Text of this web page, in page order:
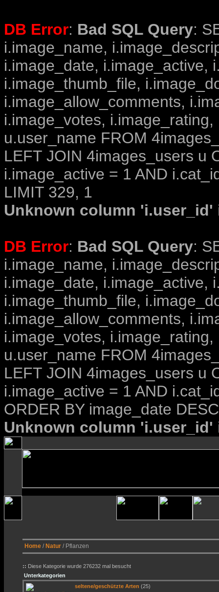
DB Error: Bad SQL Query:
i.image_name,
i.image_date, i.image_active,
i.image_thumb_file,
i.image_allow_comments,
i.image_votes,
u.user_name FROM
LEFT JOIN 4images_users u
i.image_active = 1 AND
LIMIT 329, 1
Unknown column
DB Error: Bad SQL Query:
i.image_name,
i.image_date, i.image_active,
i.image_thumb_file,
i.image_allow_comments,
i.image_votes,
u.user_name FROM
LEFT JOIN 4images_users u
i.image_active = 1 AND
ORDER BY image_date
Unknown column
Home / Natur / Pflanzen
:: Diese Kategorie wurde 276232 mal besucht
Unterkategorien
seltene/geschützte Arten (25)